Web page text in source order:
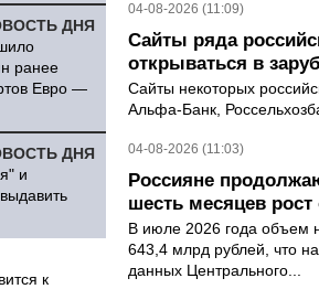
ДНЯ
ранее
Евро —
ДНЯ
и
к
04-08-2026 (11:09)
Сайты ряда
открываться в
Сайты некоторых
Альфа-Банк,
04-08-2026 (11:03)
Россияне
шесть месяцев рост
В июле 2026 года объем
643,4 млрд рублей, что
данных Центрального...